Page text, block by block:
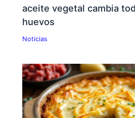
aceite vegetal cambia
huevos
Noticias